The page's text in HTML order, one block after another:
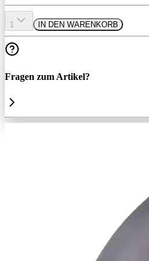
1 IN DEN WARENKORB
Fragen zum Artikel?